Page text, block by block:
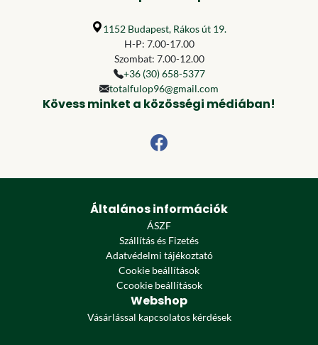
1152 Budapest, Rákos út 19.
H-P: 7.00-17.00
Szombat: 7.00-12.00
+36 (30) 658-5377
totalfulop96@gmail.com
Kövess minket a közösségi médiában!
Általános információk
ÁSZF
Szállítás és Fizetés
Adatvédelmi tájékoztató
Cookie beállítások
Ccookie beállítások
Webshop
Vásárlással kapcsolatos kérdések